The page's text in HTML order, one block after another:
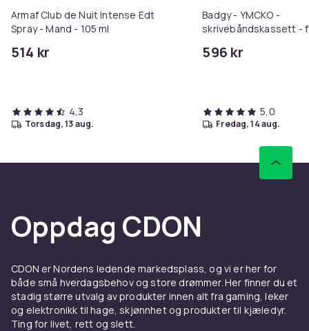
Armaf Club de Nuit Intense Edt
Spray - Mand - 105 ml
514 kr
4,3
torsdag, 13 aug.
Badgy - YMCKO -
skrivebåndskassett -
596 kr
5,0
fredag, 14 aug.
Oppdag CDON
CDON er Nordens ledende markedsplass, og vi er her for
både små hverdagsbehov og store drømmer. Her finner du et
stadig større utvalg av produkter innen alt fra gaming, leker
og elektronikk til hage, skjønnhet og produkter til kjæledyr.
Ting for livet, rett og slett.